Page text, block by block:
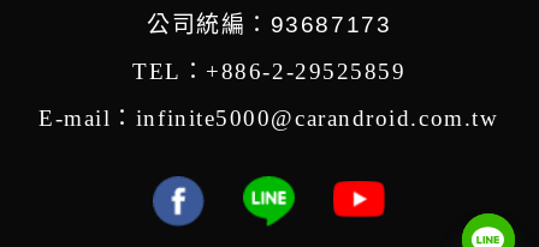
公司統編：93687173
TEL：+886-2-29525859
E-mail：infinite5000@carandroid.com.tw